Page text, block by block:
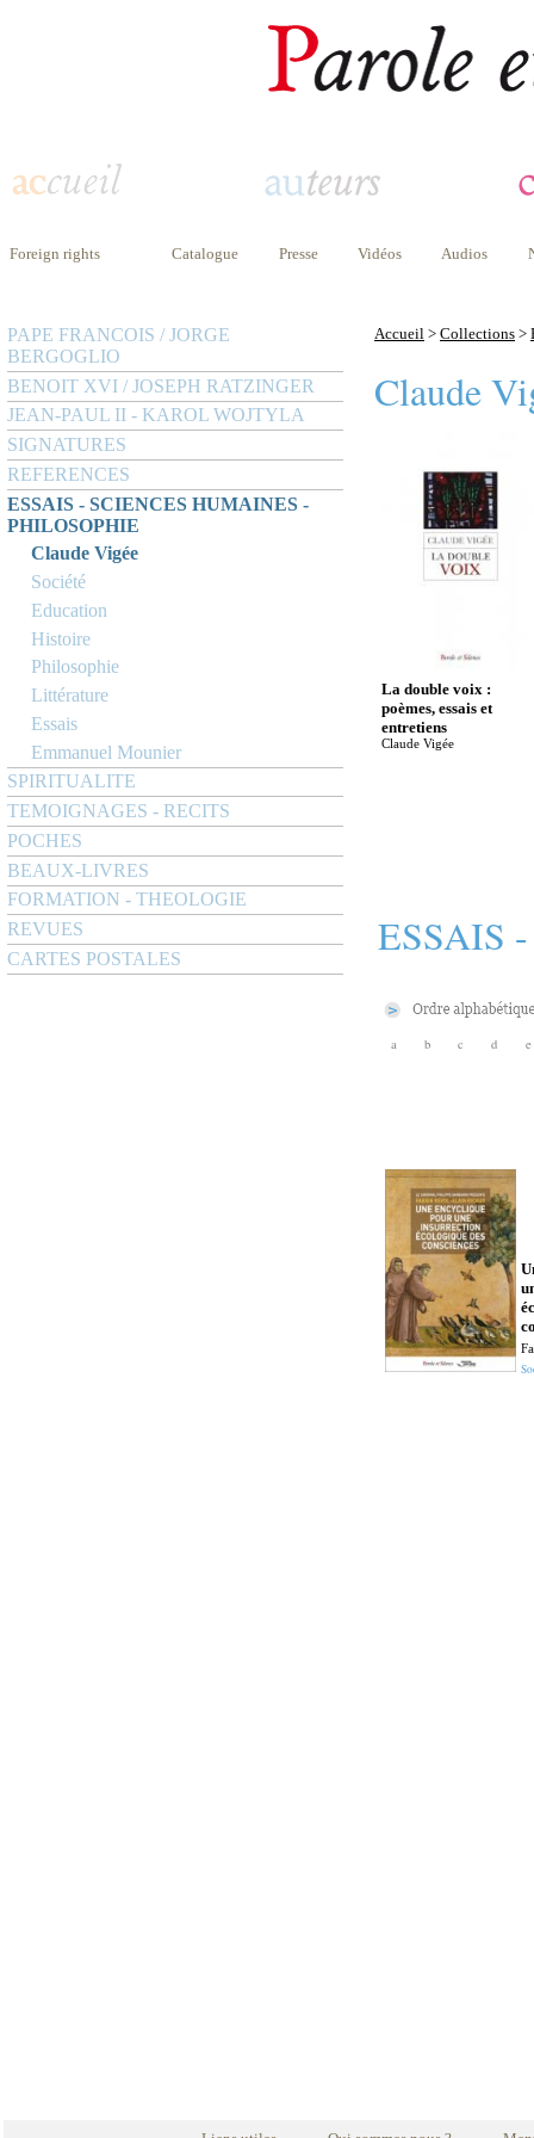
Foreign rights Catalogue Presse Vidéos Audios
PAPE FRANCOIS / JORGE
BERGOGLIO
BENOIT XVI / JOSEPH RATZINGER
JEAN-PAUL II - KAROL WOJTYLA
SIGNATURES
REFERENCES
ESSAIS - SCIENCES HUMAINES -
PHILOSOPHIE
Claude Vigée
Société
Education
Histoire
Philosophie
Littérature
Essais
Emmanuel Mounier
SPIRITUALITE
TEMOIGNAGES - RECITS
POCHES
BEAUX-LIVRES
FORMATION - THEOLOGIE
REVUES
CARTES POSTALES
Accueil > Collections >
Claude
La double voix :
poèmes, essais et
entretiens
Claude Vigée
ESSAIS
a b c d e